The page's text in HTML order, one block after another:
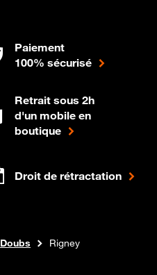
Paiement
100% sécurisé
Retrait sous 2h
d'un mobile en
boutique
Droit de rétractation
Doubs Rigney